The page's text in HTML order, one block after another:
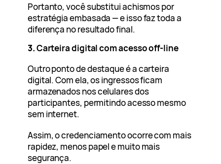
Portanto, você substitui achismos por
estratégia embasada — e isso faz toda a
diferença no resultado final.
3.Carteira digital com acesso off-line
Outro ponto de destaque é a carteira
digital. Com ela, os ingressos ficam
armazenados nos celulares dos
participantes, permitindo acesso mesmo
sem internet.
Assim, o credenciamento ocorre com mais
rapidez, menos papel e muito mais
segurança.